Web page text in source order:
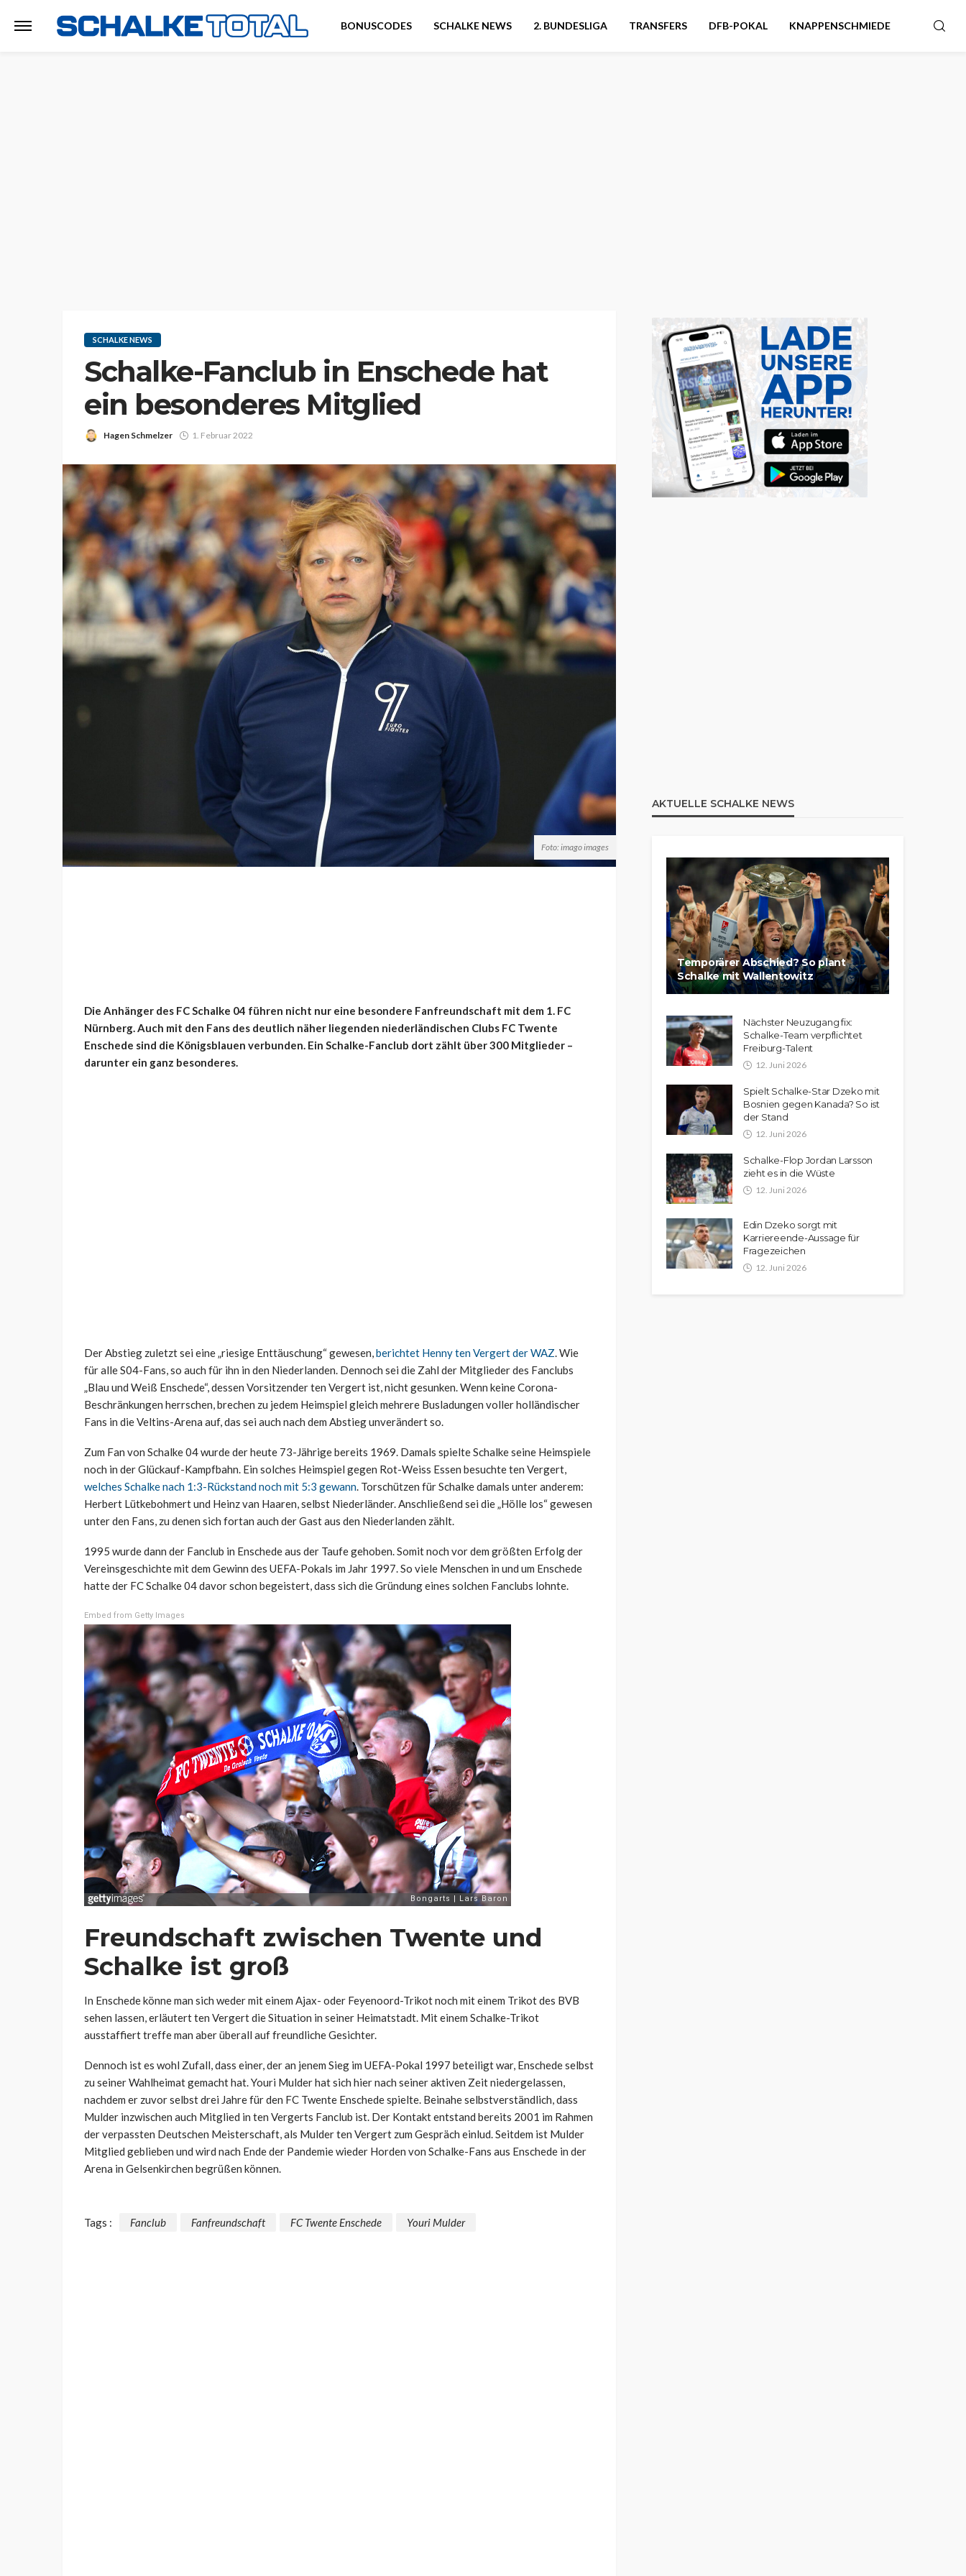
BONUSCODES SCHALKE NEWS 2. BUNDESLIGA TRANSFERS DFB-POKAL KNAPPENSCHMIEDE
SCHALKE NEWS
Schalke-Fanclub in Enschede hat
ein besonderes Mitglied
Hagen Schmelzer 1. Februar 2022
Foto: imago images
Die Anhänger des FC Schalke 04 führen nicht nur eine besondere Fanfreundschaft mit dem 1. FC
Nürnberg. Auch mit den Fans des deutlich näher liegenden niederländischen Clubs FC Twente
Enschede sind die Königsblauen verbunden. Ein Schalke-Fanclub dort zählt über 300 Mitglieder –
darunter ein ganz besonderes.
Der Abstieg zuletzt sei eine „riesige Enttäuschung“ gewesen,berichtet Henny ten Vergert der WAZ. Wie
für alle S04-Fans, so auch für ihn in den Niederlanden. Dennoch sei die Zahl der Mitglieder des Fanclubs
„Blau und Weiß Enschede“, dessen Vorsitzender ten Vergert ist, nicht gesunken. Wenn keine Corona-
Beschränkungen herrschen, brechen zu jedem Heimspiel gleich mehrere Busladungen voller holländischer
Fans in die Veltins-Arena auf, das sei auch nach dem Abstieg unverändert so.
Zum Fan von Schalke 04 wurde der heute 73-Jährige bereits 1969. Damals spielte Schalke seine Heimspiele
noch in der Glückauf-Kampfbahn. Ein solches Heimspiel gegen Rot-Weiss Essen besuchte ten Vergert,
welches Schalke nach 1:3-Rückstand noch mit 5:3 gewann. Torschützen für Schalke damals unter anderem:
Herbert Lütkebohmert und Heinz van Haaren, selbst Niederländer. Anschließend sei die „Hölle los“ gewesen
unter den Fans, zu denen sich fortan auch der Gast aus den Niederlanden zählt.
1995 wurde dann der Fanclub in Enschede aus der Taufe gehoben. Somit noch vor dem größten Erfolg der
Vereinsgeschichte mit dem Gewinn des UEFA-Pokals im Jahr 1997. So viele Menschen in und um Enschede
hatte der FC Schalke 04 davor schon begeistert, dass sich die Gründung eines solchen Fanclubs lohnte.
Embed from Getty Images
Freundschaft zwischen Twente und
Schalke ist groß
In Enschede könne man sich weder mit einem Ajax- oder Feyenoord-Trikot noch mit einem Trikot des BVB
sehen lassen, erläutert ten Vergert die Situation in seiner Heimatstadt. Mit einem Schalke-Trikot
ausstaffiert treffe man aber überall auf freundliche Gesichter.
Dennoch ist es wohl Zufall, dass einer, der an jenem Sieg im UEFA-Pokal 1997 beteiligt war, Enschede selbst
zu seiner Wahlheimat gemacht hat. Youri Mulder hat sich hier nach seiner aktiven Zeit niedergelassen,
nachdem er zuvor selbst drei Jahre für den FC Twente Enschede spielte. Beinahe selbstverständlich, dass
Mulder inzwischen auch Mitglied in ten Vergerts Fanclub ist. Der Kontakt entstand bereits 2001 im Rahmen
der verpassten Deutschen Meisterschaft, als Mulder ten Vergert zum Gespräch einlud. Seitdem ist Mulder
Mitglied geblieben und wird nach Ende der Pandemie wieder Horden von Schalke-Fans aus Enschede in der
Arena in Gelsenkirchen begrüßen können.
Tags : Fanclub Fanfreundschaft FC Twente Enschede Youri Mulder
AKTUELLE SCHALKE NEWS
Temporärer Abschied? So plant
Schalke mit Wallentowitz
Nächster Neuzugang fix:
Schalke-Team verpflichtet
Freiburg-Talent
12. Juni 2026
Spielt Schalke-Star Dzeko mit
Bosnien gegen Kanada? So ist
der Stand
12. Juni 2026
Schalke-Flop Jordan Larsson
zieht es in die Wüste
12. Juni 2026
Edin Dzeko sorgt mit
Karriereende-Aussage für
Fragezeichen
12. Juni 2026